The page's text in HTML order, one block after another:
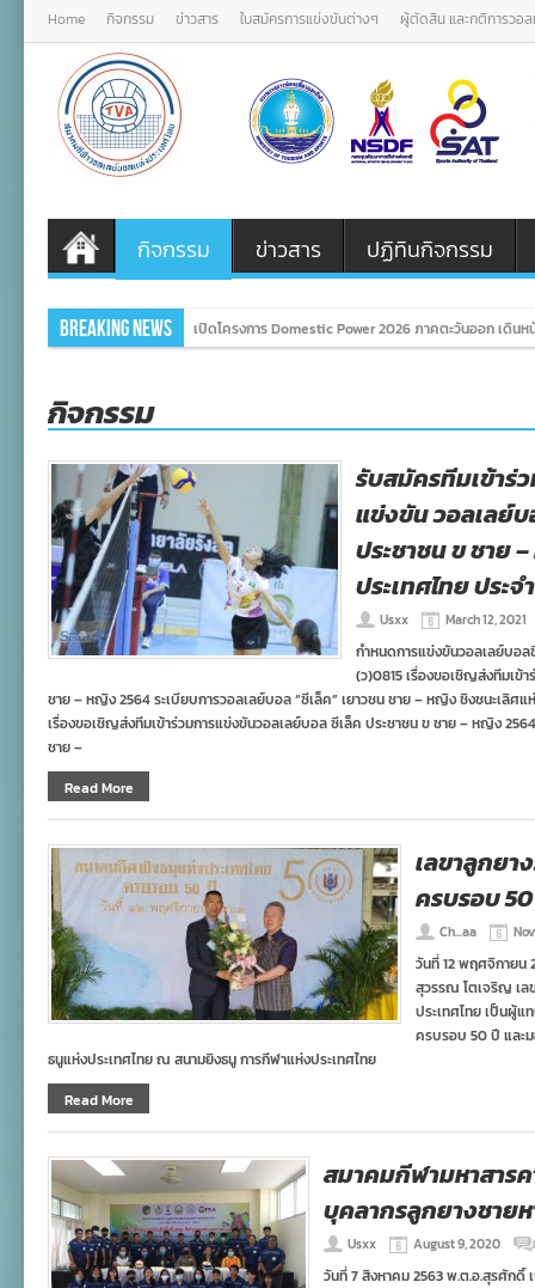
Home กิจกรรม ข่าวสาร ใบสมัครการแข่งขันต่างๆ ผู้ตัดสิน และกติการวอ
กิจกรรม ข่าวสาร ปฏิทินกิจกรรม
Breaking News เปิดโครงการ Domestic Power 2026 ภาคตะวันออก เดิน
กิจกรรม
รับสมัครทีมเข้าร่
แข่งขัน วอลเลย์บ
ประชาชน ข ชาย
ประเทศไทย ประ
Usxx March 12, 2021
กำหนดการแข่งขันวอลเลย์บอล
(ว)0815 เรื่องขอเชิญส่งทีมเข้
ชาย – หญิง 2564 ระเบียบการวอลเลย์บอล “ซีเล็ค” เยาวชน ชาย – หญิง ชิงชนะเลิศแ
เรื่องขอเชิญส่งทีมเข้าร่วมการแข่งขันวอลเลย์บอล ซีเล็ค ประชาชน ข ชาย – หญิง
ชาย –
Read More
เลขาลูกย
ครบรอบ
Ch...aa
วันที่ 12 พฤศจิกายน
สุวรรณ โตเจริญ เล
ประเทศไทย เป็นผู้แ
ครบรอบ 50 ปี และ
ธนูแห่งประเทศไทย ณ สนามยิงธนู การกีฬาแห่งประเทศไทย
Read More
สมาคมกีฬามหาสาร
บุคลากรลูกยางชาย
Usxx August 9, 2020
วันที่ 7 สิงหาคม 2563 พ.ต.อ.สุรศักดิ์